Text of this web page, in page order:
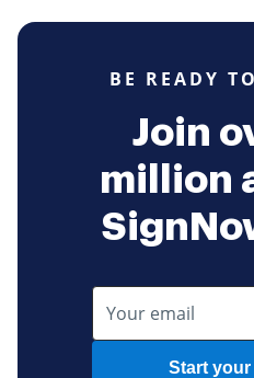
BE READY
Join
million
Start your